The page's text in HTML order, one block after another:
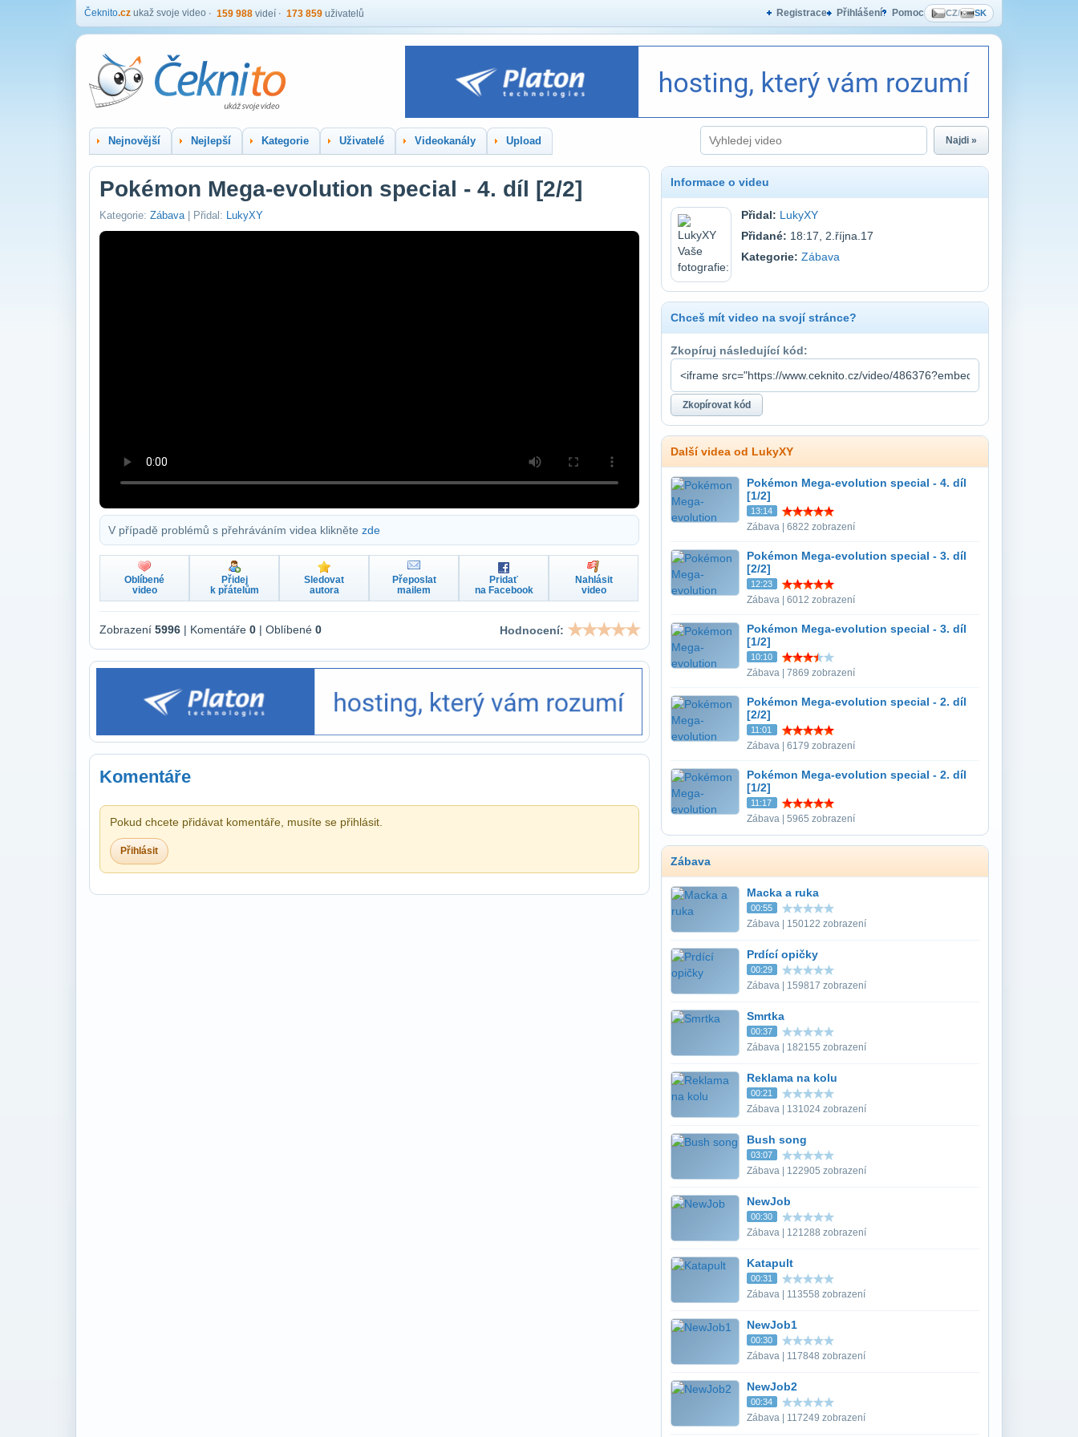
Čeknito.cz ukaž svoje video 159 988 videí 173 859 uživatelů Registrace Přihlášení Pomoc CZ/ SK
Nejnovější Nejlepší Kategorie Uživatelé Videokanály Upload Najdi »
Pokémon Mega-evolution special - 4. díl [2/2]
Kategorie: Zábava| Přidal: LukyXY
V případě problémů s přehráváním videa klikněte zde
Oblíbené
video
Přidej
k přátelům
Sledovat
autora
Přeposlat
mailem
Pridať
na Facebook
Nahlásit
video
Zobrazení 5996 | Komentáře 0 | Oblíbené 0 Hodnocení:
Komentáře
Pokud chcete přidávat komentáře, musíte se přihlásit.
Přihlásit
Informace o videu
Přidal: LukyXY
Přidané: 18:17, 2.října.17
Kategorie: Zábava
Chceš mít video na svojí stránce?
Zkopíruj následující kód:
Další videa od LukyXY
Pokémon Mega-evolution special - 4. díl
[1/2]
13:14
Zábava | 6822 zobrazení
Pokémon Mega-evolution special - 3. díl
[2/2]
12:23
Zábava | 6012 zobrazení
Pokémon Mega-evolution special - 3. díl
[1/2]
10:10
Zábava | 7869 zobrazení
Pokémon Mega-evolution special - 2. díl
[2/2]
11:01
Zábava | 6179 zobrazení
Pokémon Mega-evolution special - 2. díl
[1/2]
11:17
Zábava | 5965 zobrazení
Zábava
Macka a ruka
00:55
Zábava | 150122 zobrazení
Prdící opičky
00:29
Zábava | 159817 zobrazení
Smrtka
00:37
Zábava | 182155 zobrazení
Reklama na kolu
00:21
Zábava | 131024 zobrazení
Bush song
03:07
Zábava | 122905 zobrazení
NewJob
00:30
Zábava | 121288 zobrazení
Katapult
00:31
Zábava | 113558 zobrazení
NewJob1
00:30
Zábava | 117848 zobrazení
NewJob2
00:34
Zábava | 117249 zobrazení